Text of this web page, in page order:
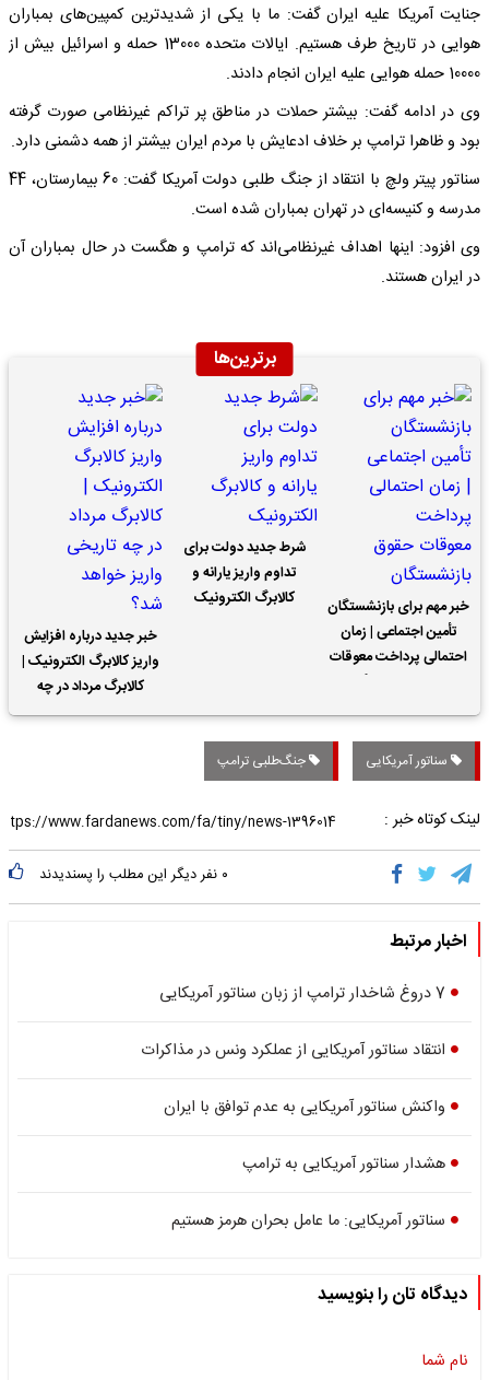
جنایت آمریکا علیه ایران گفت: ما با یکی از شدیدترین کمپین‌های بمباران
هوایی در تاریخ طرف هستیم. ایالات متحده 13000 حمله و اسرائیل بیش از
10000 حمله هوایی علیه ایران انجام دادند.
وی در ادامه گفت: بیشتر حملات در مناطق پر تراکم غیرنظامی صورت گرفته
بود و ظاهرا ترامپ بر خلاف ادعایش با مردم ایران بیشتر از همه دشمنی دارد.
سناتور پیتر ولچ با انتقاد از جنگ طلبی دولت آمریکا گفت: 60 بیمارستان، 44
مدرسه و کنیسه‌ای در تهران بمباران شده است.
وی افزود: اینها اهداف غیرنظامی‌اند که ترامپ و هگست در حال بمباران آن
در ایران هستند.
برترین‌ها
خبر مهم برای بازنشستگان
تأمین اجتماعی | زمان
احتمالی پرداخت معوقات
شرط جدید دولت برای
تداوم واریز یارانه و
کالابرگ الکترونیک
خبر جدید درباره افزایش
واریز کالابرگ الکترونیک |
کالابرگ مرداد در چه
تاریخی واریز خواهد شد؟
سناتور آمریکایی جنگ‌طلبی ترامپ
لینک کوتاه خبر :
۰ نفر دیگر این مطلب را پسندیدند
اخبار مرتبط
7 دروغ شاخدار ترامپ از زبان سناتور آمریکایی
انتقاد سناتور آمریکایی از عملکرد ونس در مذاکرات
واکنش سناتور آمریکایی به عدم توافق با ایران
هشدار سناتور آمریکایی به ترامپ
سناتور آمریکایی: ما عامل بحران هرمز هستیم
دیدگاه تان را بنویسید
نام شما